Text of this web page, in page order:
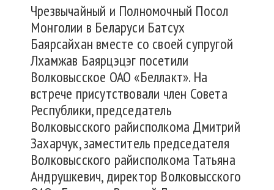
Чрезвычайный и Полномочный Посол
Монголии в Беларуси Батсух
Баярсайхан вместе со своей супругой
Лхамжав Баярцэцэг посетили
Волковысское ОАО «Беллакт». На
встрече присутствовали член Совета
Республики, председатель
Волковысского райисполкома Дмитрий
Захарчук, заместитель председателя
Волковысского райисполкома Татьяна
Андрушкевич, директор Волковысского